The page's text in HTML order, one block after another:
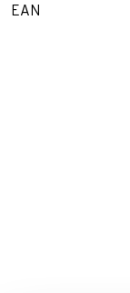
EAN